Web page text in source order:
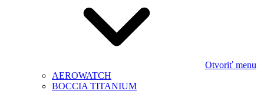
Otvoriť menu
AEROWATCH
BOCCIA TITANIUM